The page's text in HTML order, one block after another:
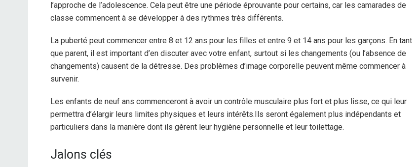
l’approche de l’adolescence. Cela peut être une période éprouvante pour certains, car les camarades de
classe commencent à se développer à des rythmes très différents.
La puberté peut commencer entre 8 et 12 ans pour les filles et entre 9 et 14 ans pour les garçons. En tant
que parent, il est important d’en discuter avec votre enfant, surtout si les changements (ou l’absence de
changements) causent de la détresse. Des problèmes d’image corporelle peuvent même commencer à
survenir.
Les enfants de neuf ans commenceront à avoir un contrôle musculaire plus fort et plus lisse, ce qui leur
permettra d’élargir leurs limites physiques et leurs intérêts. Ils seront également plus indépendants et
particuliers dans la manière dont ils gèrent leur hygiène personnelle et leur toilettage.
Jalons clés